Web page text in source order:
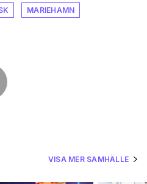
MARIEHAMN
VISA MER SAMHÄLLE